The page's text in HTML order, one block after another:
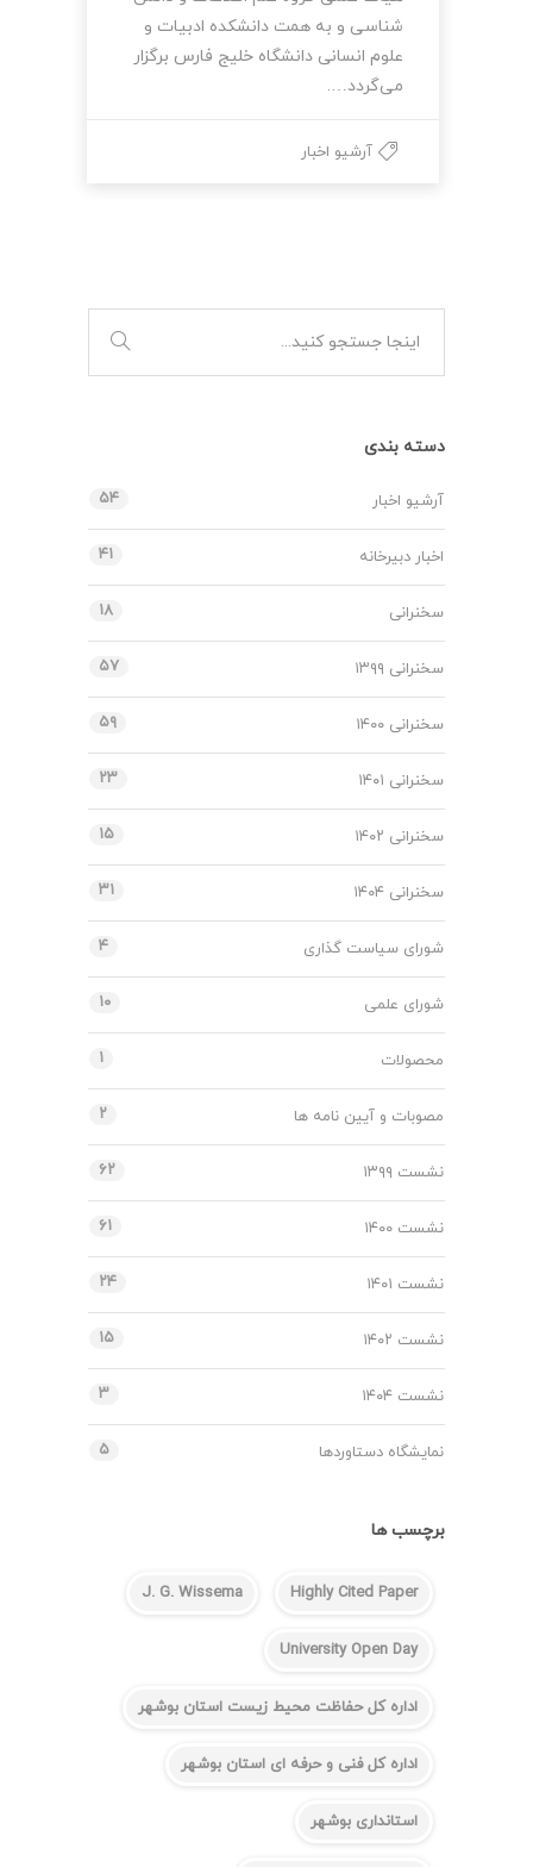
شناسی و به همت دانشکده ادبیات و
علوم انسانی دانشگاه خلیج فارس برگزار
می‌گردد….
آرشیو اخبار
دسته بندی
آرشیو اخبار ۵۴
اخبار دبیرخانه ۴۱
سخنرانی ۱۸
سخنرانی ۱۳۹۹ ۵۷
سخنرانی ۱۴۰۰ ۵۹
سخنرانی ۱۴۰۱ ۲۳
سخنرانی ۱۴۰۲ ۱۵
سخنرانی ۱۴۰۴ ۳۱
شورای سیاست گذاری ۴
شورای علمی ۱۰
محصولات ۱
مصوبات و آیین نامه ها ۲
نشست ۱۳۹۹ ۶۲
نشست ۱۴۰۰ ۶۱
نشست ۱۴۰۱ ۲۴
نشست ۱۴۰۲ ۱۵
نشست ۱۴۰۴ ۳
نمایشگاه دستاوردها ۵
برچسب ها
Highly Cited Paper
J. G. Wissema
University Open Day
اداره کل حفاظت محیط زیست استان بوشهر
اداره کل فنی و حرفه ای استان بوشهر
استانداری بوشهر